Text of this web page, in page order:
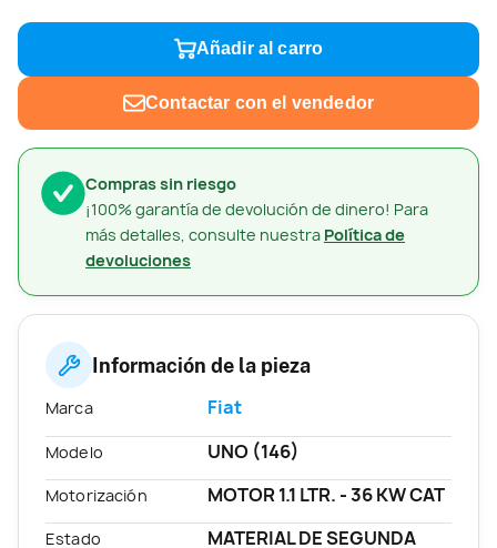
Compras sin riesgo
¡100% garantía de devolución de dinero! Para
más detalles, consulte nuestra Política de
devoluciones
Añadir al carro
Contactar con el vendedor
Información de la pieza
Marca Fiat
Modelo UNO (146)
Motorización MOTOR 1.1 LTR. - 36 KW CAT
Estado
MATERIAL DE SEGUNDA